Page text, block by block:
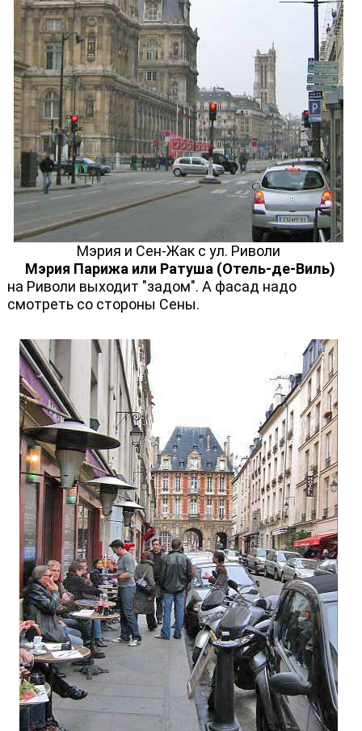
Мэрия и Сен-Жак с ул. Риволи
Мэрия Парижа или Ратуша (Отель-де-Виль)
на Риволи выходит "задом". А фасад надо
смотреть со стороны Сены.